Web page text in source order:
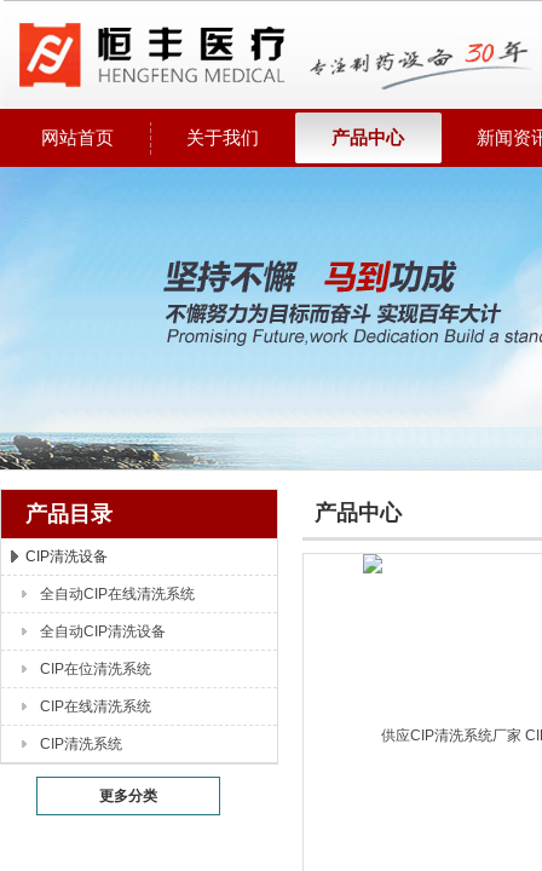
湖北恒丰医疗制药设备有限公司
网站首页 关于我们 产品中心 新闻资
产品目录
CIP清洗设备
全自动CIP在线清洗系统
全自动CIP清洗设备
CIP在位清洗系统
CIP在线清洗系统
CIP清洗系统
更多分类
产品中心